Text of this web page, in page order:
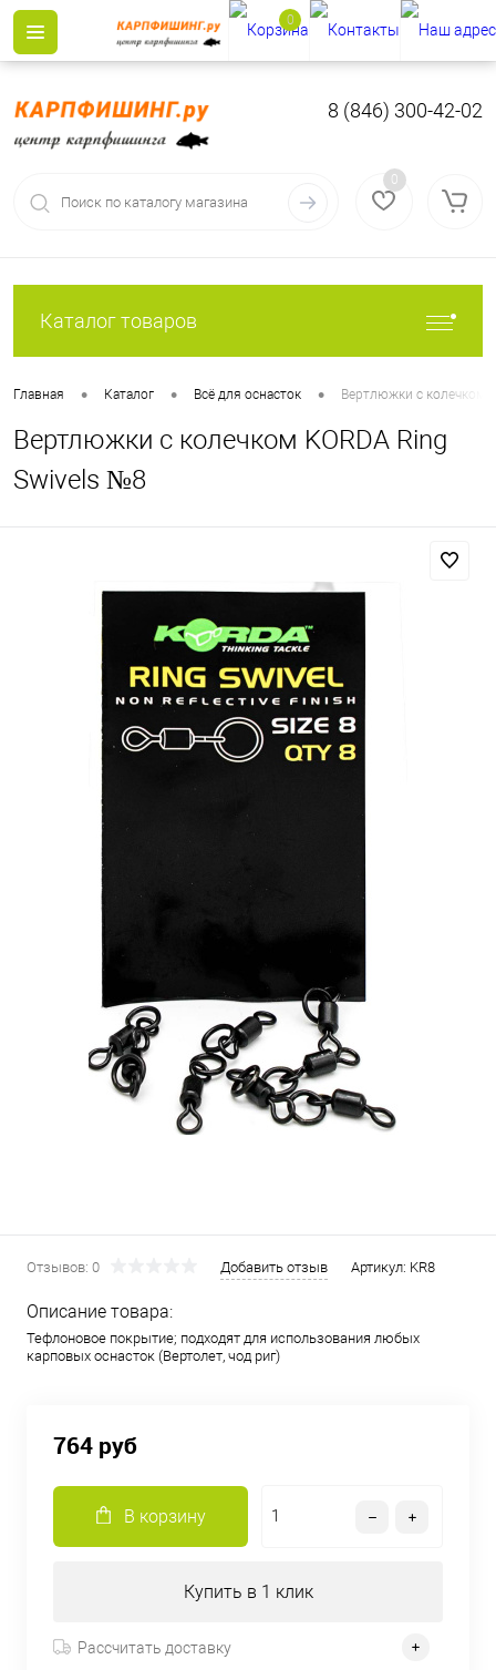
8 (846) 300-42-02
0
Каталог товаров
Главная • Каталог • Всё для оснасток • Вертлюжки с колечком
Вертлюжки с колечком KORDA Ring
Swivels №8
Отзывов: 0 Добавить отзыв Артикул: KR8
Описание товара:
Тефлоновое покрытие; подходят для использования любых
карповых оснасток (Вертолет, чод риг)
764 руб
В корзину
Купить в 1 клик
Рассчитать доставку
0